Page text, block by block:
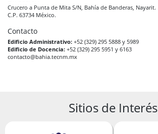
Crucero a Punta de Mita S/N, Bahía de Banderas, Nayarit.
C.P. 63734 México.
Contacto
Edificio Administrativo: +52 (329) 295 5888 y 5989
Edificio de Docencia: +52 (329) 295 5951 y 6163
contacto@bahia.tecnm.mx
Sitios de Interés